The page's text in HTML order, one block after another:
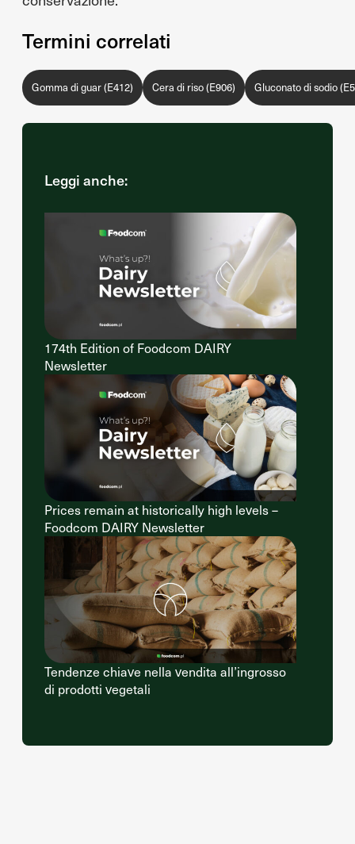
Termini correlati
Gomma di guar (E412) Cera di riso (E906) Gluconato di sodio
Leggi anche:
174th Edition of Foodcom DAIRY
Newsletter
Prices remain at historically high levels –
Foodcom DAIRY Newsletter
Tendenze chiave nella vendita all’ingrosso
di prodotti vegetali